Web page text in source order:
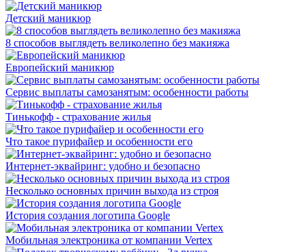
Детский маникюр
8 способов выглядеть великолепно без макияжа
Европейский маникюр
Сервис выплаты самозанятым: особенности работы
Тинькофф - страхование жилья
Что такое пурифайер и особенности его
Интернет-эквайринг: удобно и безопасно
Несколько основных причин выхода из строя
История создания логотипа Google
Мобильная электроника от компании Vertex